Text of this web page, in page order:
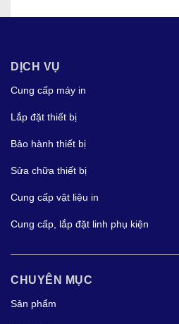
DỊCH VỤ
Cung cấp máy in
Lắp đặt thiết bị
Bảo hành thiết bị
Sửa chữa thiết bị
Cung cấp vật liệu in
Cung cấp, lắp đặt linh phụ kiện
CHUYÊN MỤC
Sản phẩm